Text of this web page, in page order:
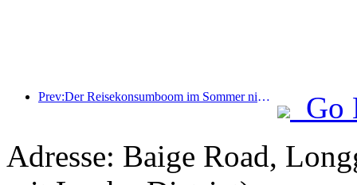
Prev:Der Reisekonsumboom im Sommer nimmt zu, der Markt für Kulturtourismus erlebt Neuerungen und Verbesserungen
Go
Adresse: Baige Road,